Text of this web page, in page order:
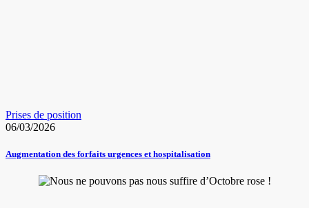
Prises de position
06/03/2026
Augmentation des forfaits urgences et hospitalisation